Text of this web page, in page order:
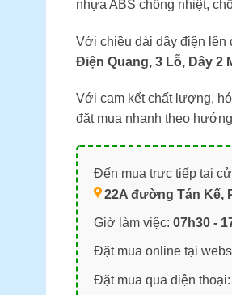
nhựa ABS chống nhiệt,
Với chiều dài dây điện lên
Điện Quang, 3 Lỗ, Dây 2
Với cam kết chất lượng,
đặt mua nhanh theo
Đến mua trực tiếp tại
22A đường Tán Kế,
Giờ làm việc: 07h30 -
Đặt mua online tại
Đặt mua qua điện thoại: